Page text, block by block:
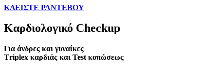
ΚΛΕΙΣΤΕ ΡΑΝΤΕΒΟΥ
Καρδιολογικό Checkup
Για άνδρες και γυναίκες
Τriplex καρδιάς και Test κοπώσεως